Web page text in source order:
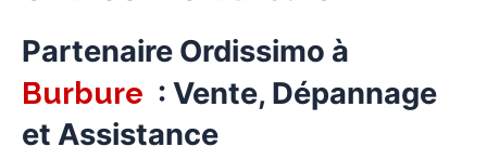
Partenaire Ordissimo à
Burbure : Vente, Dépannage
et Assistance